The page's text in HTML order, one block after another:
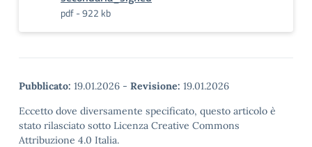
pdf - 922 kb
Pubblicato: 19.01.2026 - Revisione: 19.01.2026
Eccetto dove diversamente specificato, questo articolo è
stato rilasciato sotto Licenza Creative Commons
Attribuzione 4.0 Italia.